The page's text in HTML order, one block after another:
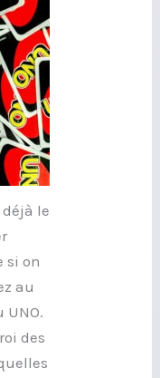
le
si on
au
UNO.
des